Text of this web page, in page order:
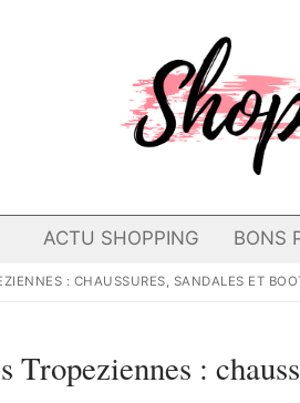
ACTU SHOPPING BONS
: CHAUSSURES, SANDALES ET
Tropeziennes :